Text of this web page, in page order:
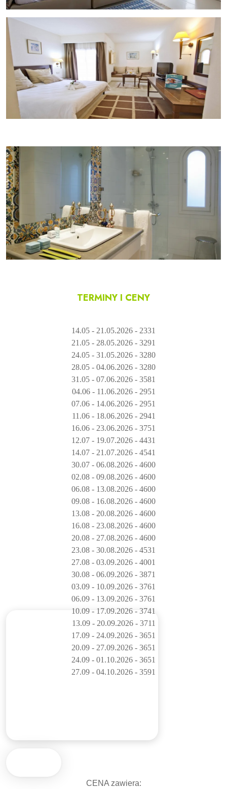
TERMINY I CENY
14.05 - 21.05.2026 - 2331
21.05 - 28.05.2026 - 3291
24.05 - 31.05.2026 - 3280
28.05 - 04.06.2026 - 3280
31.05 - 07.06.2026 - 3581
04.06 - 11.06.2026 - 2951
07.06 - 14.06.2026 - 2951
11.06 - 18.06.2026 - 2941
16.06 - 23.06.2026 - 3751
12.07 - 19.07.2026 - 4431
14.07 - 21.07.2026 - 4541
30.07 - 06.08.2026 - 4600
02.08 - 09.08.2026 - 4600
06.08 - 13.08.2026 - 4600
09.08 - 16.08.2026 - 4600
13.08 - 20.08.2026 - 4600
16.08 - 23.08.2026 - 4600
20.08 - 27.08.2026 - 4600
23.08 - 30.08.2026 - 4531
27.08 - 03.09.2026 - 4001
30.08 - 06.09.2026 - 3871
03.09 - 10.09.2026 - 3761
06.09 - 13.09.2026 - 3761
10.09 - 17.09.2026 - 3741
13.09 - 20.09.2026 - 3711
17.09 - 24.09.2026 - 3651
20.09 - 27.09.2026 - 3651
24.09 - 01.10.2026 - 3651
27.09 - 04.10.2026 - 3591
CENA zawiera: